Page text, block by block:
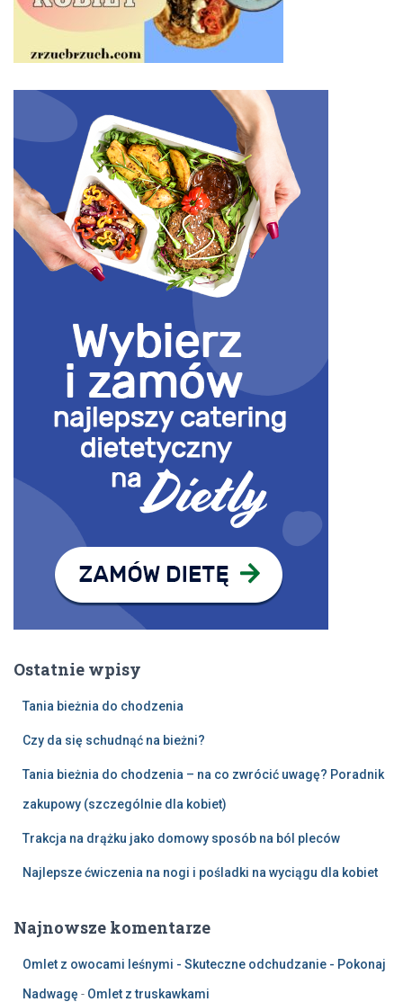
Ostatnie wpisy
Tania bieżnia do chodzenia
Czy da się schudnąć na bieżni?
Tania bieżnia do chodzenia – na co zwrócić uwagę? Poradnik
zakupowy (szczególnie dla kobiet)
Trakcja na drążku jako domowy sposób na ból pleców
Najlepsze ćwiczenia na nogi i pośladki na wyciągu dla kobiet
Najnowsze komentarze
Omlet z owocami leśnymi - Skuteczne odchudzanie - Pokonaj
Nadwagę - Omlet z truskawkami